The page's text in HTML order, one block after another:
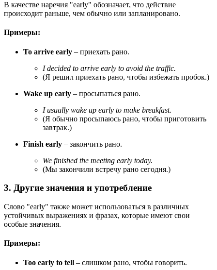
В качестве наречия "early" обозначает, что действие
происходит раньше, чем обычно или запланировано.
Примеры:
To arrive early – приехать рано.
I decided to arrive early to avoid the traffic.
(Я решил приехать рано, чтобы избежать пробок.)
Wake up early – просыпаться рано.
I usually wake up early to make breakfast.
(Я обычно просыпаюсь рано, чтобы приготовить
завтрак.)
Finish early – закончить рано.
We finished the meeting early today.
(Мы закончили встречу рано сегодня.)
3. Другие значения и употребление
Слово "early" также может использоваться в различных
устойчивых выражениях и фразах, которые имеют свои
особые значения.
Примеры:
Too early to tell – слишком рано, чтобы говорить.